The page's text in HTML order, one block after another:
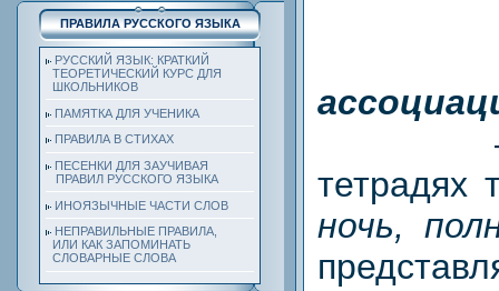
ПРАВИЛА РУССКОГО ЯЗЫКА
РУССКИЙ ЯЗЫК: КРАТКИЙ
ТЕОРЕТИЧЕСКИЙ КУРС ДЛЯ
ШКОЛЬНИКОВ
ПАМЯТКА ДЛЯ УЧЕНИКА
ПРАВИЛА В СТИХАХ
ПЕСЕНКИ ДЛЯ ЗАУЧИВАЯ
ПРАВИЛ РУССКОГО ЯЗЫКА
ИНОЯЗЫЧНЫЕ ЧАСТИ СЛОВ
НЕПРАВИЛЬНЫЕ ПРАВИЛА,
ИЛИ КАК ЗАПОМИНАТЬ
СЛОВАРНЫЕ СЛОВА
—
тетрадях
ночь,